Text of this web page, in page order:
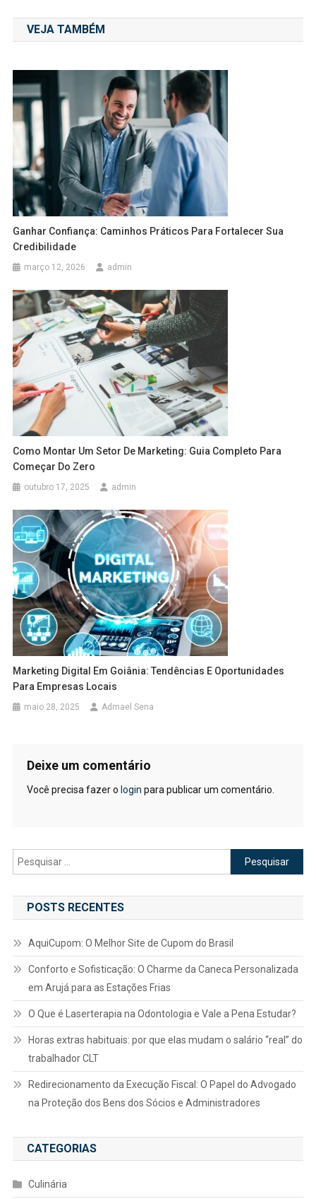
de
Post
VEJA TAMBÉM
Ganhar Confiança: Caminhos Práticos Para Fortalecer Sua
Credibilidade
março 12, 2026 admin
Como Montar Um Setor De Marketing: Guia Completo Para
Começar Do Zero
outubro 17, 2025 admin
Marketing Digital Em Goiânia: Tendências E Oportunidades
Para Empresas Locais
maio 28, 2025 Admael Sena
Deixe um comentário
Você precisa fazer o login para publicar um comentário.
Pesquisar
por:
POSTS RECENTES
AquiCupom: O Melhor Site de Cupom do Brasil
Conforto e Sofisticação: O Charme da Caneca Personalizada
em Arujá para as Estações Frias
O Que é Laserterapia na Odontologia e Vale a Pena Estudar?
Horas extras habituais: por que elas mudam o salário “real” do
trabalhador CLT
Redirecionamento da Execução Fiscal: O Papel do Advogado
na Proteção dos Bens dos Sócios e Administradores
CATEGORIAS
Culinária